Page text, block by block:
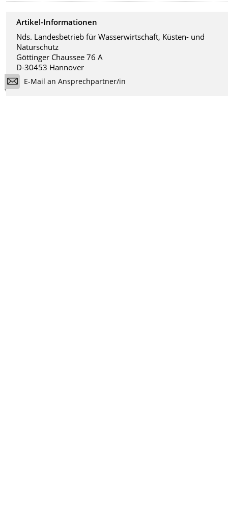
Artikel-Informationen
Nds. Landesbetrieb für Wasserwirtschaft, Küsten- und
Naturschutz
Göttinger Chaussee 76 A
D-30453 Hannover
E-Mail an Ansprechpartner/in